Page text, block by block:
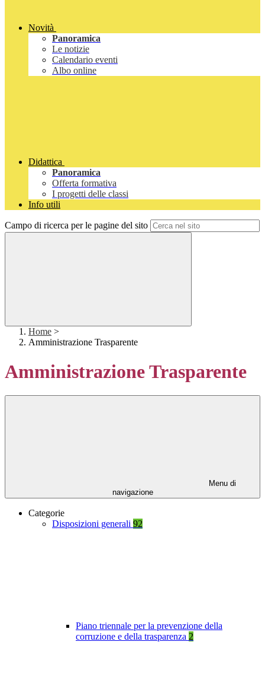
Novità
Panoramica
Le notizie
Calendario eventi
Albo online
Didattica
Panoramica
Offerta formativa
I progetti delle classi
Info utili
Campo di ricerca per le pagine del sito
Home >
Amministrazione Trasparente
Amministrazione Trasparente
Menu di
navigazione
Categorie
Disposizioni generali 92
Piano triennale per la prevenzione della
corruzione e della trasparenza 2